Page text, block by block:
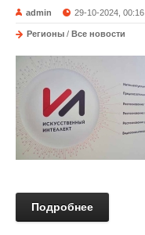
admin 29-10-2024, 00:16
Регионы / Все новости
Подробнее